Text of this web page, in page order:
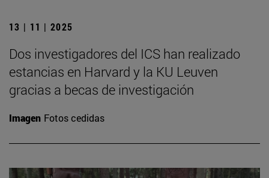
13 | 11 | 2025
Dos investigadores del ICS han realizado
estancias en Harvard y la KU Leuven
gracias a becas de investigación
Imagen Fotos cedidas